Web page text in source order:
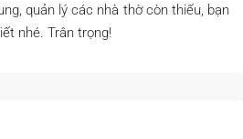
quản lý các nhà thờ còn thiếu, bạn
nhé. Trân trọng!